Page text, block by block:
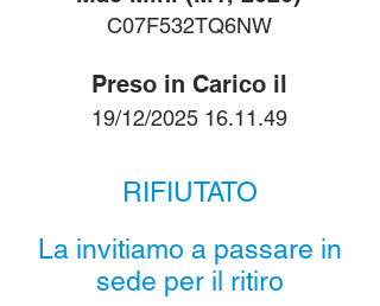
C07F532TQ6NW
Preso in Carico il
19/12/2025 16.11.49
RIFIUTATO
La invitiamo a passare in
sede per il ritiro